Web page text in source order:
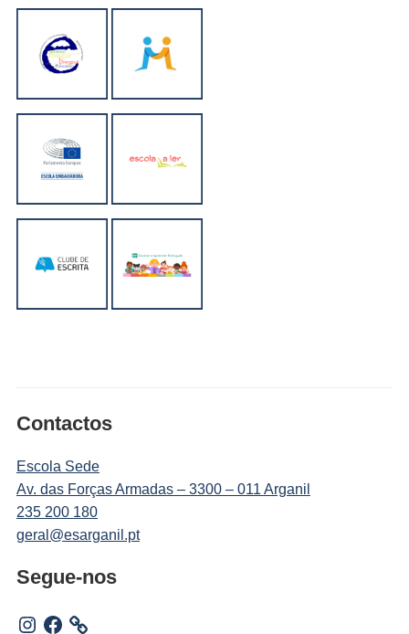
Contactos
Escola Sede
Av. das Forças Armadas – 3300 – 011 Arganil
235 200 180
geral@esarganil.pt
Segue-nos
Instagram
Facebook